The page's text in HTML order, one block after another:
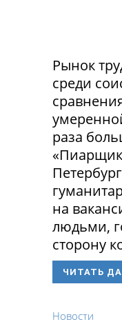
Рынок
среди
раза
«Пиарщик
на
людьми,
сторону
ЧИТАТЬ
Новости